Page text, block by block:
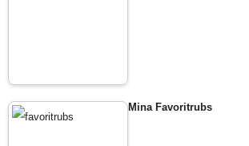
Mina Favoritrubs